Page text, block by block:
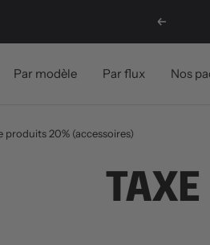
Précédent
Par modèle Par flux Nos
produits 20% (accessoires)